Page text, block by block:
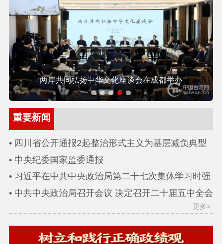
两岸共同弘扬中华文化座谈会在成都举办
重要新闻
四川省公开通报2起整治形式主义为基层减负典型
问题
中央纪委国家监委通报
习近平在中共中央政治局第二十七次集体学习时强
调 强化政治引领 深化创新发展 高质量推进国防和军
中共中央政治局召开会议 决定召开二十届五中全会
分析研究当前经济形势和经济工作 中共中央总书记
习近平主持会议
更多>